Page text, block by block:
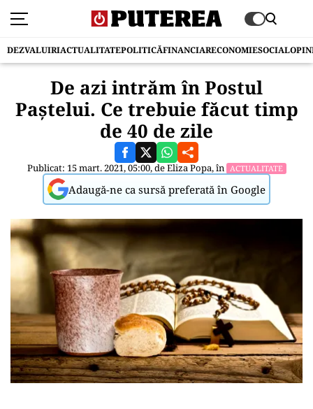
DEZVALUIRIACTUALITATEPOLITICĂFINANCIARECONOMIESOCIAL
De azi intrăm în Postul
Paștelui. Ce trebuie făcut timp
de 40 de zile
Publicat: 15 mart. 2021, 05:00, deEliza Popa, în ACTUALITATE
Adaugă-ne ca sursă preferată în Google